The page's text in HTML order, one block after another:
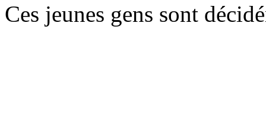
Ces jeunes gens sont